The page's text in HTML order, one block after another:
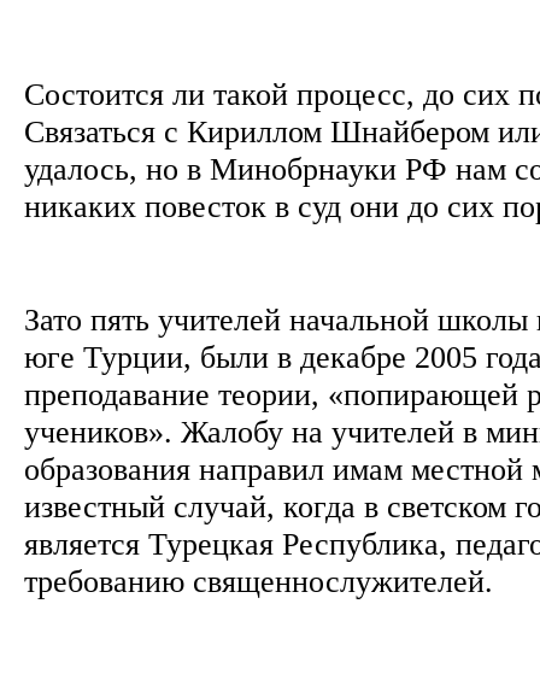
Состоится ли такой процесс, до сих
Связаться с Кириллом Шнайбером
удалось, но в Минобрнауки РФ нам
никаких повесток в суд они до сих
Зато пять учителей начальной
юге Турции, были в декабре 2005
преподавание теории, «попирающей
учеников». Жалобу на учителей в
образования направил имам местной
известный случай, когда в светском
является Турецкая Республика,
требованию священнослужителей.